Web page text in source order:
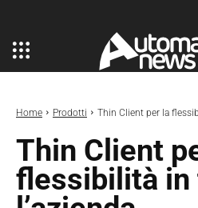
Home Prodotti Thin Client per la
Thin Client
flessibilità in